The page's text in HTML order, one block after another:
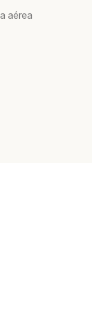
aérea